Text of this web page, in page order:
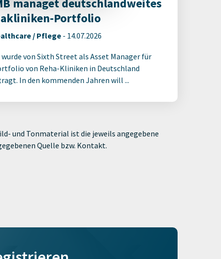
managet deutschlandweites
Portfolio
/ Pflege- 14.07.2026
wurde von Sixth Street als Asset Manager für
von Reha-Kliniken in Deutschland
In den kommenden Jahren will ...
und Tonmaterial ist die jeweils angegebene
Quelle bzw. Kontakt.